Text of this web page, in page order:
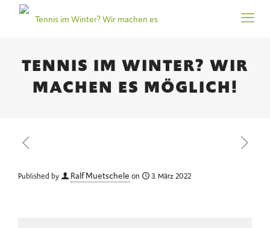
TENNIS IM WINTER? WIR
MACHEN ES MÖGLICH!
Published by Ralf Muetschele on 3. März 2022